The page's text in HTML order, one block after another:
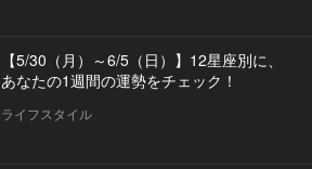
【5/30（月）～6/5（日）】12星座別に、
あなたの1週間の運勢をチェック！
ライフスタイル